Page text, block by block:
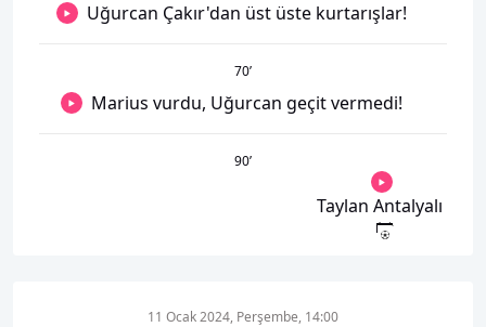
Uğurcan Çakır'dan üst üste kurtarışlar!
70’
Marius vurdu, Uğurcan geçit vermedi!
90’
Taylan Antalyalı
11 Ocak 2024, Perşembe, 14:00